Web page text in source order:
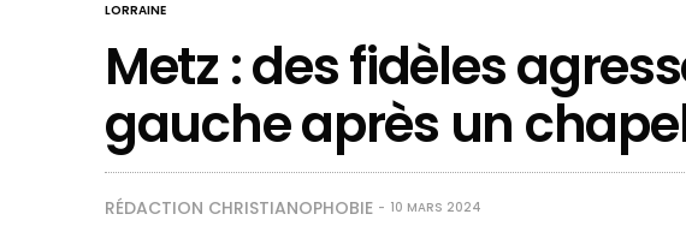
LORRAINE
Metz : des fidèles
gauche après un
RÉDACTION CHRISTIANOPHOBIE 10 MARS 2024